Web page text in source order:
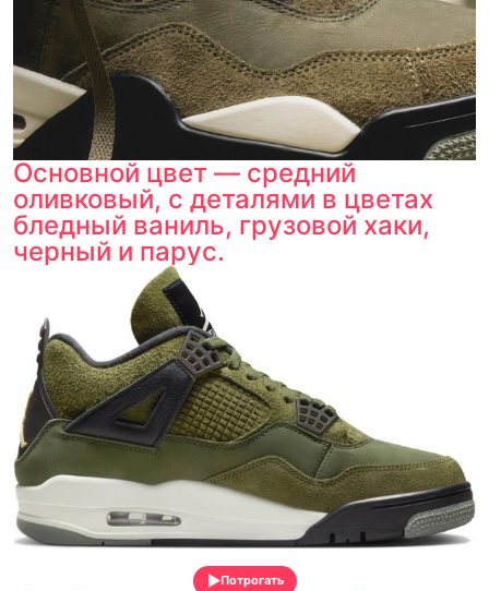
Основной цвет — средний
оливковый, с деталями в цветах
бледный ваниль, грузовой хаки,
черный и парус.
Потрогать